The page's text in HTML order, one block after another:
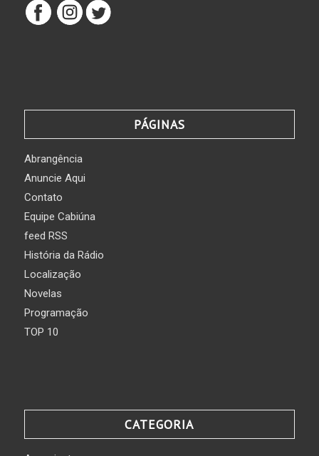
PÁGINAS
Abrangência
Anuncie Aqui
Contato
Equipe Cabiúna
feed RSS
História da Rádio
Localização
Novelas
Programação
TOP 10
CATEGORIA